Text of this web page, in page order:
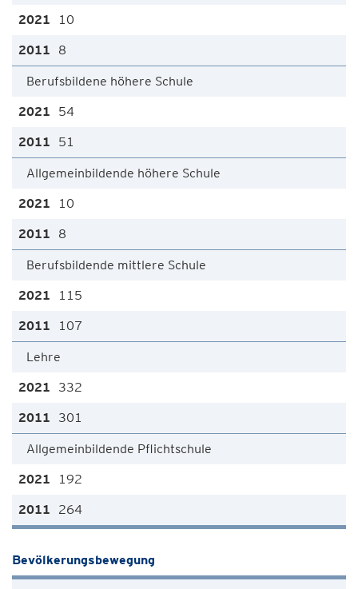
10
8
Berufsbildene höhere Schule
54
51
Allgemeinbildende höhere Schule
10
8
Berufsbildende mittlere Schule
115
107
Lehre
332
301
Allgemeinbildende Pflichtschule
192
264
Bevölkerungsbewegung